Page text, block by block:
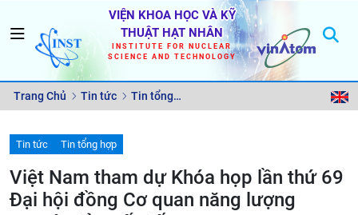
VIỆN KHOA HỌC VÀ KỸ
THUẬT HẠT NHÂN
INSTITUTE FOR NUCLEAR
SCIENCE AND TECHNOLOGY
Trang Chủ Tin tức Tin tổng
Tin tức Tin tổng hợp
Việt Nam tham dự Khóa họp lần thứ 69
Đại hội đồng Cơ quan năng lượng